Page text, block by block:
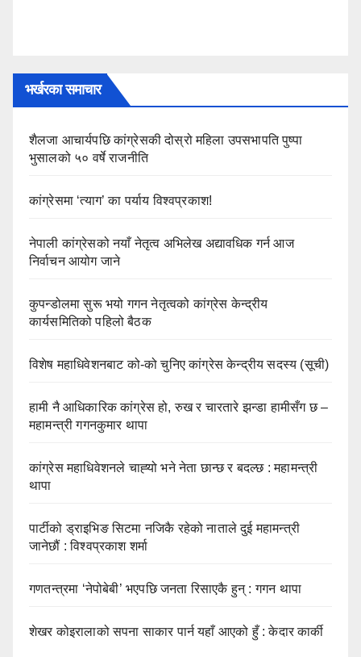
भर्खरका समाचार
शैलजा आचार्यपछि कांग्रेसकी दोस्रो महिला उपसभापति पुष्पा
भुसालको ५० वर्षे राजनीति
कांग्रेसमा ‘त्याग’ का पर्याय विश्वप्रकाश!
नेपाली कांग्रेसको नयाँ नेतृत्व अभिलेख अद्यावधिक गर्न आज
निर्वाचन आयोग जाने
कुपन्डोलमा सुरू भयो गगन नेतृत्वको कांग्रेस केन्द्रीय
कार्यसमितिको पहिलो बैठक
विशेष महाधिवेशनबाट को-को चुनिए कांग्रेस केन्द्रीय सदस्य (सूची)
हामी नै आधिकारिक कांग्रेस हो, रुख र चारतारे झन्डा हामीसँग छ –
महामन्त्री गगनकुमार थापा
कांग्रेस महाधिवेशनले चाह्‍यो भने नेता छान्छ र बदल्छ : महामन्त्री
थापा
पार्टीको ड्राइभिङ सिटमा नजिकै रहेको नाताले दुई महामन्त्री
जानेछौं : विश्वप्रकाश शर्मा
गणतन्त्रमा ‘नेपोबेबी’ भएपछि जनता रिसाएकै हुन् : गगन थापा
शेखर कोइरालाको सपना साकार पार्न यहाँ आएको हुँ : केदार कार्की